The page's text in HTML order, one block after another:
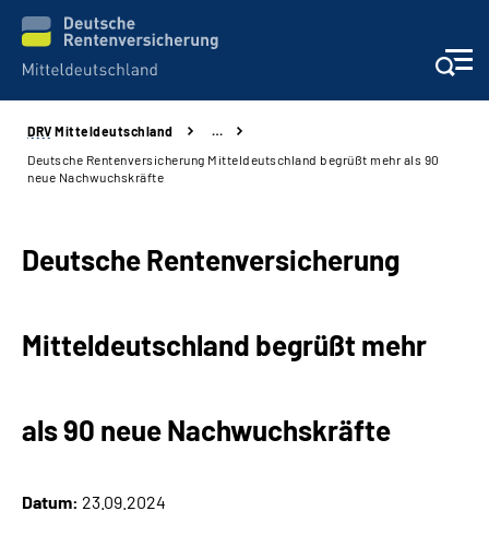
Aktuelles
Formulare
Über uns
Online-Services
DRV Mitteldeutschland
…
Deutsche Rentenversicherung Mitteldeutschland begrüßt mehr als 90
neue Nachwuchskräfte
Deutsche Rentenversicherung
Mitteldeutschland begrüßt mehr
als 90 neue Nachwuchskräfte
Datum: 23.09.2024